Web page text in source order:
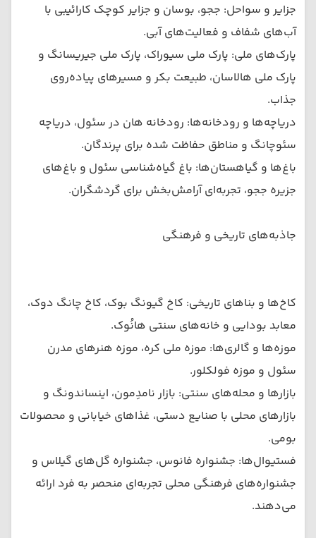
جزایر و سواحل: ججو، بوسان و جزایر کوچک کارائیبی با
آب‌های شفاف و فعالیت‌های آبی.
پارک‌های ملی: پارک ملی سیوراک، پارک ملی جیریسانگ و
پارک ملی هالاسان، طبیعت بکر و مسیرهای پیاده‌روی
جذاب.
دریاچه‌ها و رودخانه‌ها: رودخانه هان در سئول، دریاچه
سئوچانگ و مناطق حفاظت شده برای پرندگان.
باغ‌ها و گیاهستان‌ها: باغ گیاه‌شناسی سئول و باغ‌های
جزیره ججو، تجربه‌ای آرامش‌بخش برای گردشگران.
جاذبه‌های تاریخی و فرهنگی
کاخ‌ها و بناهای تاریخی: کاخ گیونگ بوک، کاخ چانگ دوک،
معابد بودایی و خانه‌های سنتی هانُوک.
موزه‌ها و گالری‌ها: موزه ملی کره، موزه هنرهای مدرن
سئول و موزه فولکلور.
بازارها و محله‌های سنتی: بازار نامدِمون، اینساندونگ و
بازارهای محلی با صنایع دستی، غذاهای خیابانی و محصولات
بومی.
فستیوال‌ها: جشنواره فانوس، جشنواره گل‌های گیلاس و
جشنواره‌های فرهنگی محلی تجربه‌ای منحصر به فرد ارائه
می‌دهند.